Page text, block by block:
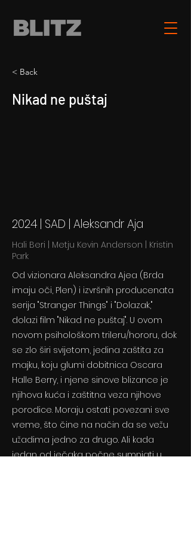
< Back
Nikad ne puštaj
2024 | SAD | Aleksandr Aja
Hali Beri | Metju Kevin Anderson | Kristin
Park
Od vizionara Aleksandra Ajea (Brda
imaju oči, Plen) i izvršnih producenata
serija "Stranger Things" i "Dolazak,"
dolazi film "Nikad ne puštaj". U ovom
novom psihološkom trileru/hororu, dok
se zlo širi svijetom, jedina zaštita za
majku, koju glumi dobitnica Oscara
Halle Berry, i njene sinove blizance je
njihova kuća i zaštitna veza njihove
porodice. Moraju ostati povezani sve
vreme, što čine na način da se vežu
užadima jedno za drugo. Ali kada
jedan od ječaka počne sumnjati u